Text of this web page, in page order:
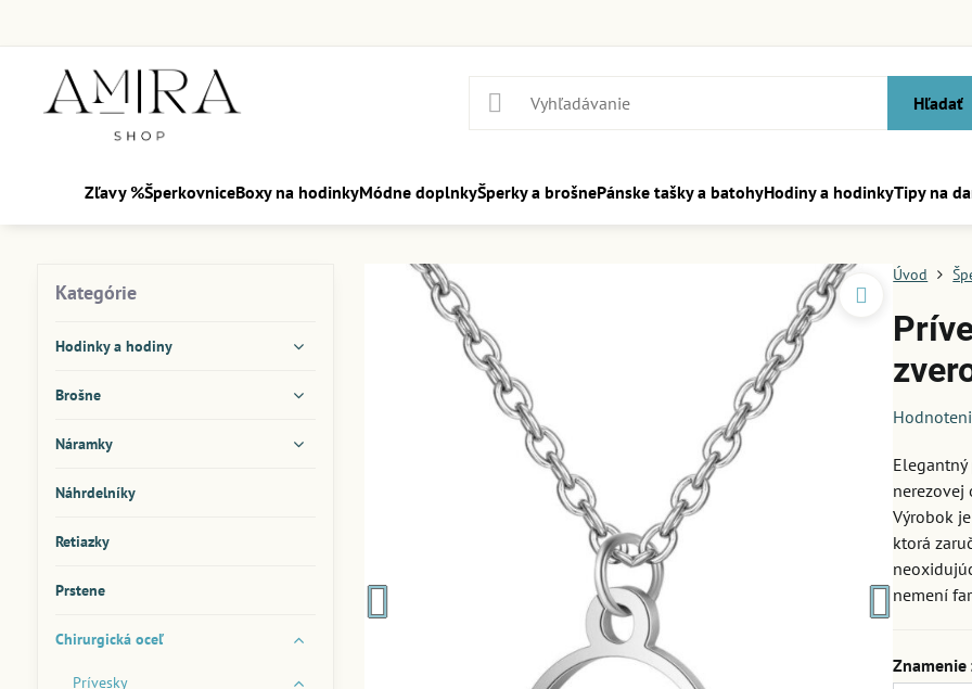
Hľadať
Zľavy %ŠperkovniceBoxy na hodinkyMódne doplnkyŠperky a brošnePánske tašky a batohyHodiny a hodinkyTipy na
Úvod
nerezovej
Výrobok
ktorá
nemení
Kategórie
Hodinky a hodiny
Brošne
Náramky
Náhrdelníky
Retiazky
Prstene
Chirurgická oceľ
Prívesky